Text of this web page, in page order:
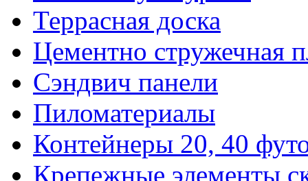
Террасная доска
Цементно стружечная
Сэндвич панели
Пиломатериалы
Контейнеры 20, 40
Крепежные элементы